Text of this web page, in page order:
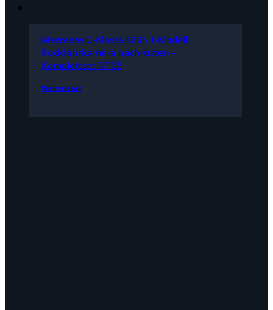
Mercedes C-Klasse S205 T-Modell
Rückfahrkamera nachrüsten –
Komplettset NTG5
Weiterlesen